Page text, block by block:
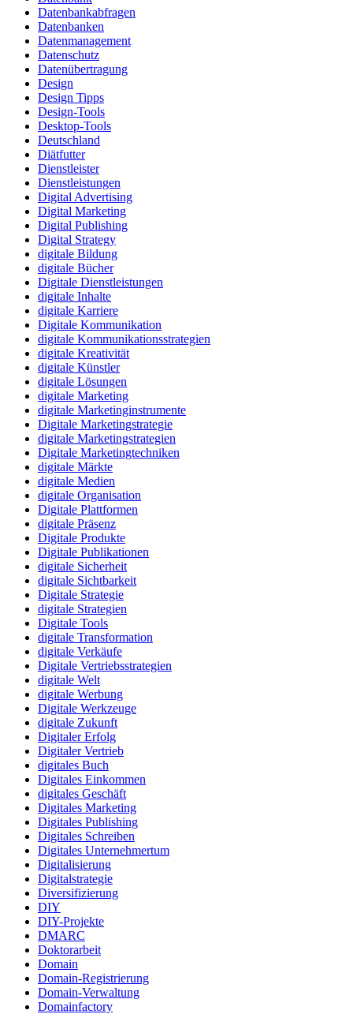
Datenbankabfragen
Datenbanken
Datenmanagement
Datenschutz
Datenübertragung
Design
Design Tipps
Design-Tools
Desktop-Tools
Deutschland
Diätfutter
Dienstleister
Dienstleistungen
Digital Advertising
Digital Marketing
Digital Publishing
Digital Strategy
digitale Bildung
digitale Bücher
Digitale Dienstleistungen
digitale Inhalte
digitale Karriere
Digitale Kommunikation
digitale Kommunikationsstrategien
digitale Kreativität
digitale Künstler
digitale Lösungen
digitale Marketing
digitale Marketinginstrumente
Digitale Marketingstrategie
digitale Marketingstrategien
Digitale Marketingtechniken
digitale Märkte
digitale Medien
digitale Organisation
Digitale Plattformen
digitale Präsenz
Digitale Produkte
Digitale Publikationen
digitale Sicherheit
digitale Sichtbarkeit
Digitale Strategie
digitale Strategien
Digitale Tools
digitale Transformation
digitale Verkäufe
Digitale Vertriebsstrategien
digitale Welt
digitale Werbung
Digitale Werkzeuge
digitale Zukunft
Digitaler Erfolg
Digitaler Vertrieb
digitales Buch
Digitales Einkommen
digitales Geschäft
Digitales Marketing
Digitales Publishing
Digitales Schreiben
Digitales Unternehmertum
Digitalisierung
Digitalstrategie
Diversifizierung
DIY
DIY-Projekte
DMARC
Doktorarbeit
Domain
Domain-Registrierung
Domain-Verwaltung
Domainfactory